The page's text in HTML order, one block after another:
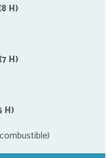
H)
H)
H)